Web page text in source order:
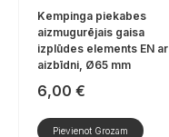
Kempinga piekabes
aizmugurējais gaisa
izplūdes elements EN ar
aizbīdni, Ø65 mm
6,00 €
Pievienot Grozam